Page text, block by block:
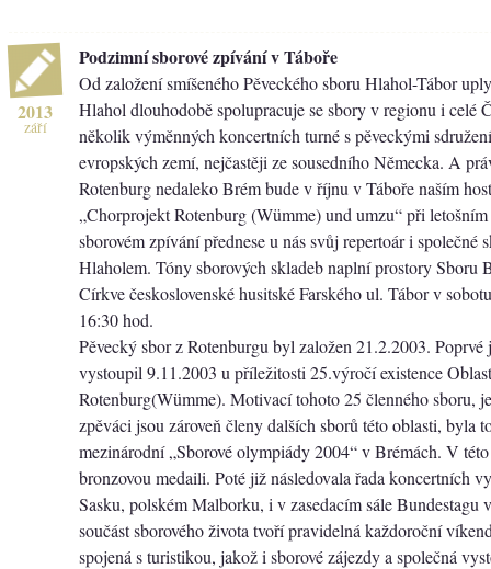
2013
září
Podzimní sborové zpívání v Táboře
Od založení smíšeného Pěveckého sboru Hlahol-Tábor
Hlahol dlouhodobě spolupracuje se sbory v regionu i celé
několik výměnných koncertních turné s pěveckými
evropských zemí, nejčastěji ze sousedního Německa. A
Rotenburg nedaleko Brém bude v říjnu v Táboře naším
„Chorprojekt Rotenburg (Wümme) und umzu“ při
sborovém zpívání přednese u nás svůj repertoár i společné
Hlaholem. Tóny sborových skladeb naplní prostory Sboru
Církve československé husitské Farského ul. Tábor v
16:30 hod.
Pěvecký sbor z Rotenburgu byl založen 21.2.2003. Poprvé
vystoupil 9.11.2003 u příležitosti 25.výročí existence
Rotenburg(Wümme). Motivací tohoto 25 členného sboru,
zpěváci jsou zároveň členy dalších sborů této oblasti, byla
mezinárodní „Sborové olympiády 2004“ v Brémách. V
bronzovou medaili. Poté již následovala řada koncertních
Sasku, polském Malborku, i v zasedacím sále
součást sborového života tvoří pravidelná každoroční
spojená s turistikou, jakož i sborové zájezdy a společná